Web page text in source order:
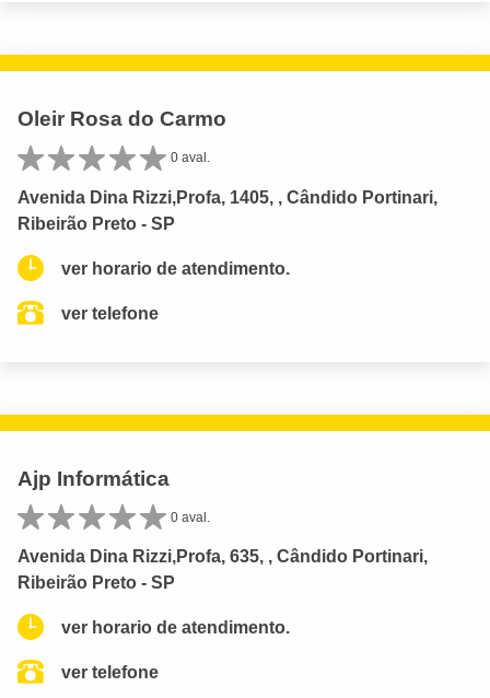
Oleir Rosa do Carmo
0 aval.
Avenida Dina Rizzi,Profa, 1405, , Cândido Portinari,
Ribeirão Preto - SP
ver horario de atendimento.
ver telefone
Ajp Informática
0 aval.
Avenida Dina Rizzi,Profa, 635, , Cândido Portinari,
Ribeirão Preto - SP
ver horario de atendimento.
ver telefone